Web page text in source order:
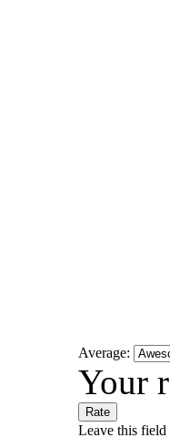
Average:
Your
Leave this